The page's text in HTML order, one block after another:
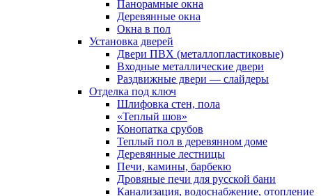
Панорамные окна
Деревянные окна
Окна в пол
Установка дверей
Двери ПВХ (металлопластиковые)
Входные металлические двери
Раздвижные двери — слайдеры
Отделка под ключ
Шлифовка стен, пола
«Теплый шов»
Конопатка срубов
Теплый пол в деревянном доме
Деревянные лестницы
Печи, камины, барбекю
Дровяные печи для русской бани
Канализация, водоснабжение, отопление